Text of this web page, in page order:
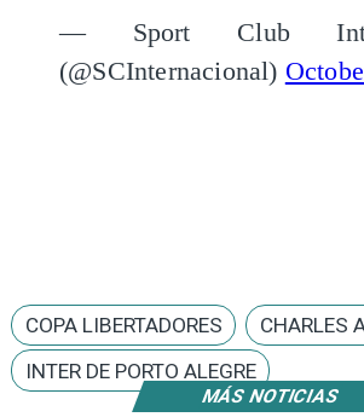
MÁS NOTICIAS
— Sport Club
(@SCInternacional)
COPA LIBERTADORES
CHARLES
INTER DE PORTO ALEGRE